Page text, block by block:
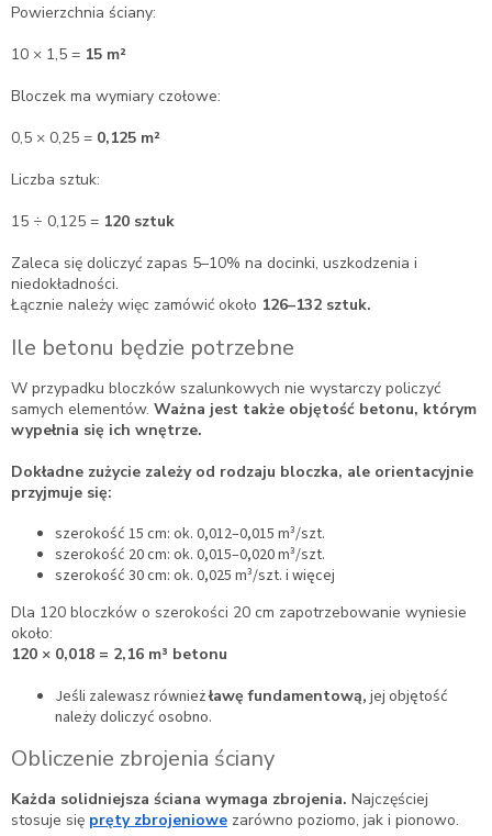
Powierzchnia ściany:
10 × 1,5 = 15 m²
Bloczek ma wymiary czołowe:
0,5 × 0,25 = 0,125 m²
Liczba sztuk:
15 ÷ 0,125 = 120 sztuk
Zaleca się doliczyć zapas 5–10% na docinki, uszkodzenia i
niedokładności.
Łącznie należy więc zamówić około 126–132 sztuk.
Ile betonu będzie potrzebne
W przypadku bloczków szalunkowych nie wystarczy policzyć
samych elementów. Ważna jest także objętość betonu, którym
wypełnia się ich wnętrze.
Dokładne zużycie zależy od rodzaju bloczka, ale orientacyjnie
przyjmuje się:
szerokość 15 cm: ok. 0,012–0,015 m³/szt.
szerokość 20 cm: ok. 0,015–0,020 m³/szt.
szerokość 30 cm: ok. 0,025 m³/szt. i więcej
Dla 120 bloczków o szerokości 20 cm zapotrzebowanie wyniesie
około:
120 × 0,018 = 2,16 m³ betonu
Jeśli zalewasz równieżławę fundamentową, jej objętość
należy doliczyć osobno.
Obliczenie zbrojenia ściany
Każda solidniejsza ściana wymaga zbrojenia. Najczęściej
stosuje się pręty zbrojeniowe zarówno poziomo, jak i pionowo.